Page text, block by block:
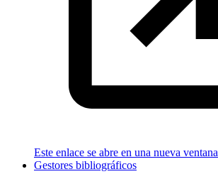
Este enlace se abre en una nueva ventana
Gestores bibliográficos